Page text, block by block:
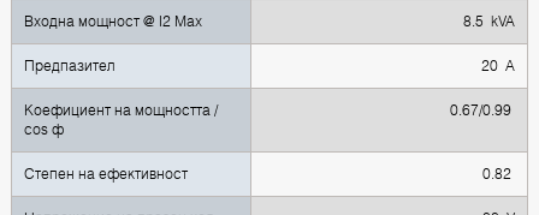
Входна мощност @ I2 Max 8.5 kVA
Предпазител 20 A
Коефициент на мощността /
cos ф
0.67/0.99
Степен на ефективност 0.82